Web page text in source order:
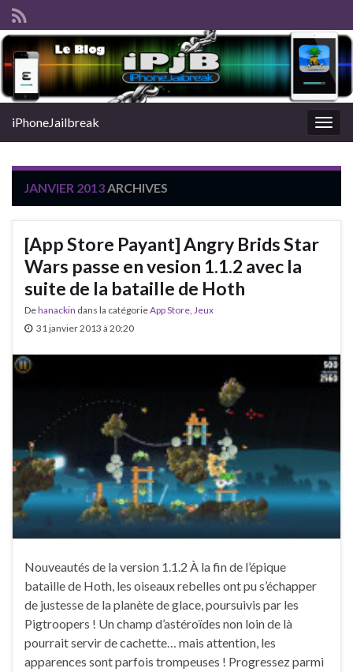
iPhoneJailbreak
JANVIER 2013ARCHIVES
[App Store Payant] Angry Brids Star
Wars passe en vesion 1.1.2 avec la
suite de la bataille de Hoth
Dehanackin dans la catégorieApp Store, Jeux
31 janvier 2013 à 20:20
Nouveautés de la version 1.1.2 À la fin de l’épique
bataille de Hoth, les oiseaux rebelles ont pu s’échapper
de justesse de la planète de glace, poursuivis par les
Pigtroopers ! Un champ d’astéroïdes non loin de là
pourrait servir de cachette… mais attention, les
apparences sont parfois trompeuses ! Progressez parmi